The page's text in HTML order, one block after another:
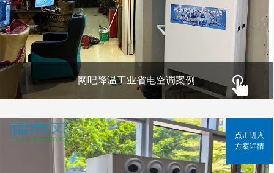
网吧降温工业省电空调案例
点击进入
方案详情